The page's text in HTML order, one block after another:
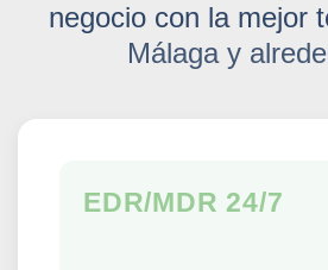
negocio con la mejor
Málaga y
EDR/MDR 24/7